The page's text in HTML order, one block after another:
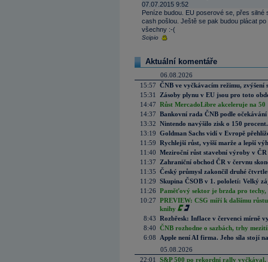
07.07.2015 9:52
Peníze budou. EU poserové se, přes
cash pošlou. Ještě se pak budou plácat
všechny :-(
Scipio
Aktuální komentáře
06.08.2026
15:57 ČNB ve vyčkávacím režimu, zvýšení
15:31
Zásoby plynu v EU jsou pro toto
14:47 Růst MercadoLibre akceleruje na
14:37 Bankovní rada ČNB podle
13:32 Nintendo navýšilo zisk o 150
13:19 Goldman Sachs vidí v Evropě
11:59 Rychlejší růst, vyšší marže a lepší
11:40 Meziroční růst stavební výroby v
11:37
Zahraniční obchod ČR v červnu
11:35 Český průmysl zakončil druhé
11:29 Skupina ČSOB v 1. pololetí: Velký
11:26 Paměťový sektor je brzda pro techy,
10:27 PREVIEW: CSG míří k dalšímu
knihy
8:43 Rozbřesk: Inflace v červenci mírně
8:40 ČNB rozhodne o sazbách, trhy
6:08
Apple není AI firma. Jeho síla stojí
05.08.2026
22:01
S&P 500 po rekordní rally vyčkával,